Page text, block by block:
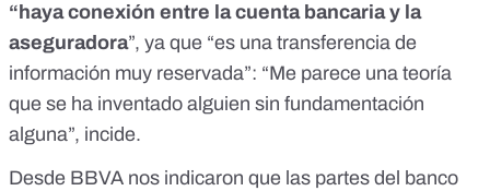
“haya conexión entre la cuenta bancaria y la
aseguradora”, ya que “es una transferencia de
información muy reservada”: “Me parece una teoría
que se ha inventado alguien sin fundamentación
alguna”, incide.
Desde BBVA nos indicaron que las partes del banco